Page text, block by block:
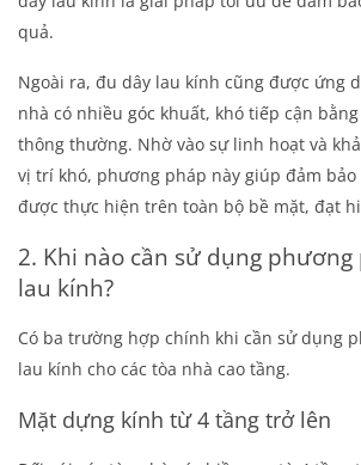
quả.
Ngoài ra, đu dây lau kính cũng được ứng
nhà có nhiều góc khuất, khó tiếp cận
thông thường. Nhờ vào sự linh hoạt và
vị trí khó, phương pháp này giúp đảm bảo
được thực hiện trên toàn bộ bề mặt, đạt
2. Khi nào cần sử dụng
lau kính?
Có ba trường hợp chính khi cần sử dụng
lau kính cho các tòa nhà cao tầng.
Mặt dựng kính từ 4 tầng trở lên